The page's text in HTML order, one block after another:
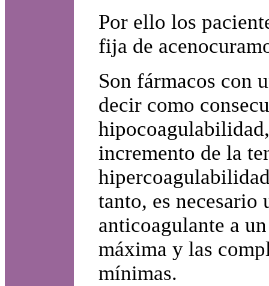
Por ello los
fija de
Son fármacos con
decir como
incremento de la
tanto, es
anticoagulante a
máxima y las
mínimas.